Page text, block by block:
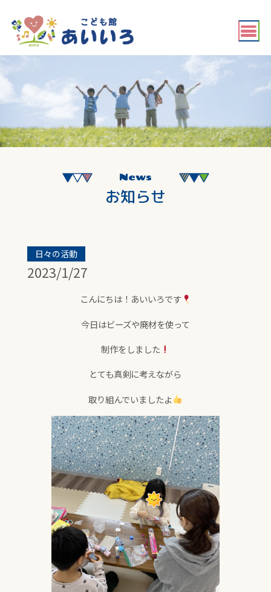
News
お知らせ
日々の活動
2023/1/27
こんにちは！あいいろです
今日はビーズや廃材を使って
制作をしました
とても真剣に考えながら
取り組んでいましたよ